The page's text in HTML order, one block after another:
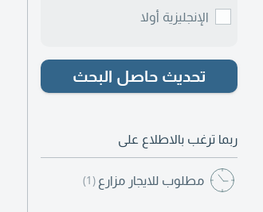
الإنجليزية أولا
تحديث حاصل البحث
ربما ترغب بالاطلاع على
مطلوب للايجار مزارع (1)